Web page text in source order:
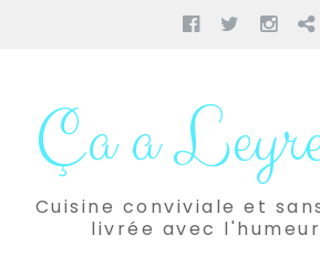
Facebook
Twitter
contenuÇa a
Cuisine conviviale et
livrée avec